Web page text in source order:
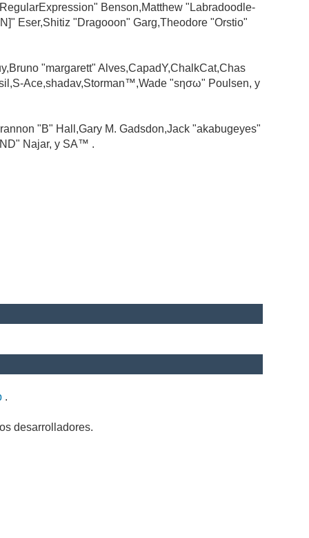
Benson,Matthew "Labradoodle-
Eser,Shitiz "Dragooon" Garg,Theodore "Orstio"
"margarett" Alves,CapadY,ChalkCat,Chas
Ace,shadav,Storman™,Wade "sησω" Poulsen, y
"B" Hall,Gary M. Gadsdon,Jack "akabugeyes"
Najar, y SA™ .
.
desarrolladores.